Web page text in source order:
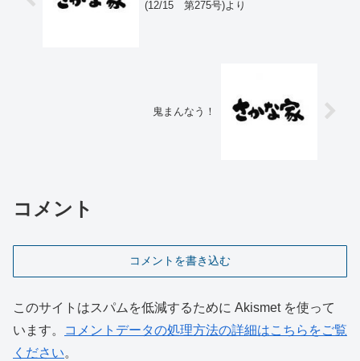
(12/15 第275号)より
鬼まんなう！
コメント
コメントを書き込む
このサイトはスパムを低減するために Akismet を使って
います。
コメントデータの処理方法の詳細はこちらをご覧
ください。